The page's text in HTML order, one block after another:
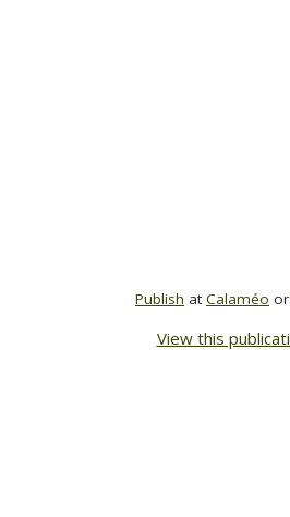
Publish atCalaméo or
View this